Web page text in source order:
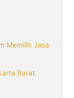
Memilih Jasa
Barat